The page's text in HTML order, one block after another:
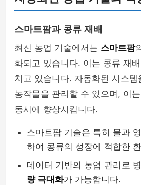
스마트팜과 콩류 재배
최신 농업 기술에서는 스마트팜
화되고 있습니다. 이는 콩류 재
치고 있습니다. 자동화된 시스템
농작물을 관리할 수 있으며, 이는
동시에 향상시킵니다.
스마트팜 기술은 특히 물과
하여 콩류의 성장에 적합한
데이터 기반의 농업 관리로
량 극대화가 가능합니다.